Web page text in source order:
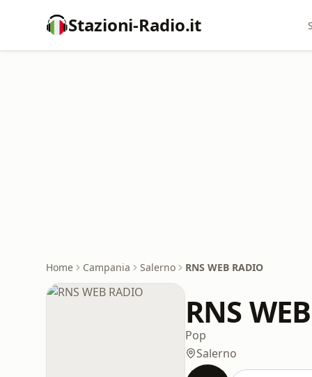
Stazioni-Radio.it
Home Campania Salerno RNS WEB RADIO
RNS
Pop
Salerno